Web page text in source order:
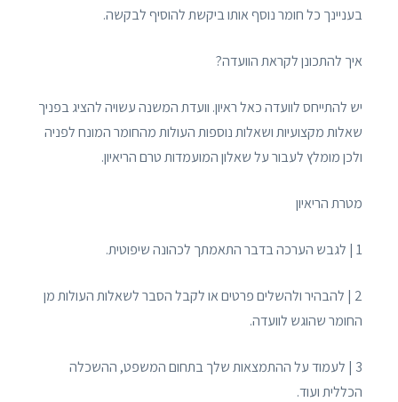
בעניינך כל חומר נוסף אותו ביקשת להוסיף לבקשה.
איך להתכונן לקראת הוועדה?
יש להתייחס לוועדה כאל ראיון. וועדת המשנה עשויה להציג בפניך
שאלות מקצועיות ושאלות נוספות העולות מהחומר המונח לפניה
ולכן מומלץ לעבור על שאלון המועמדות טרם הריאיון.
מטרת הריאיון
1 | לגבש הערכה בדבר התאמתך לכהונה שיפוטית.
2 | להבהיר ולהשלים פרטים או לקבל הסבר לשאלות העולות מן
החומר שהוגש לוועדה.
3 | לעמוד על ההתמצאות שלך בתחום המשפט, ההשכלה
הכללית ועוד.